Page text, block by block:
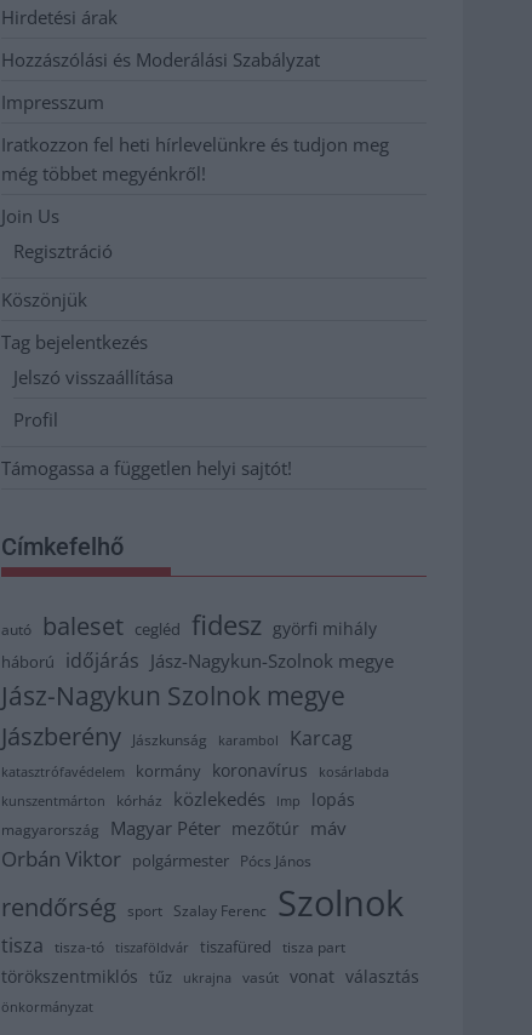
Hirdetési árak
Hozzászólási és Moderálási Szabályzat
Impresszum
Iratkozzon fel heti hírlevelünkre és tudjon meg
még többet megyénkről!
Join Us
Regisztráció
Köszönjük
Tag bejelentkezés
Jelszó visszaállítása
Profil
Támogassa a független helyi sajtót!
Címkefelhő
autó baleset cegléd fidesz györfi mihály
háború időjárás Jász-Nagykun-Szolnok megye
Jász-Nagykun Szolnok megye
Jászberény Jászkunság karambol Karcag
katasztrófavédelem kormány koronavírus
kosárlabda
kunszentmárton
kórház közlekedés lmp lopás
magyarország Magyar Péter mezőtúr máv
Orbán Viktor polgármester Pócs János
rendőrség sport Szalay Ferenc Szolnok
tisza tisza-tó tiszaföldvár tiszafüred tisza part
törökszentmiklós tűz ukrajna vasút vonat választás
önkormányzat